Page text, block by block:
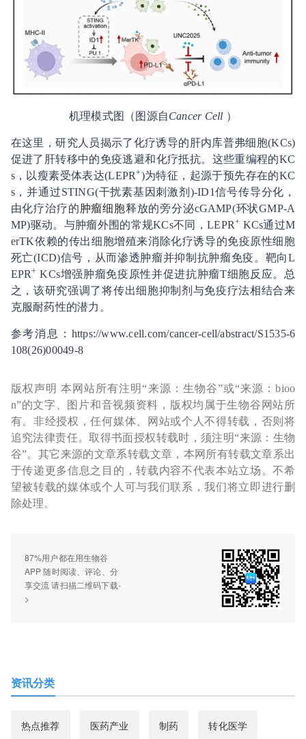
机理模式图（图源自Cancer Cell ）
在这里，研究人员揭示了化疗诱导的肝内库普弗细胞(KCs)
促进了肝转移中的免疫逃避和化疗抵抗。这些重编程的KC
s，以瘦素受体表达(LEPR+)为特征，起源于预先存在的KC
s，并通过STING(干扰素基因刺激剂)-ID1信号传导分化，
由化疗治疗的 肿瘤细胞释放的旁分泌cGAMP(环状GMP-A
MP)驱动。与肿瘤外围的常规KCs不同，LEPR+ KCs通过M
erTK依赖的传出细胞增殖来消除化疗诱导的免疫原性细胞
死亡(ICD)信号，从而渗透肿瘤并抑制抗肿瘤免疫。靶向L
EPR+ KCs增强肿瘤免疫原性并促进抗肿瘤T细胞反应。总
之，该研究强调了将传出细胞抑制剂与免疫疗法相结合来
克服耐药性的潜力。
参考消息：https://www.cell.com/cancer-cell/abstract/S1535-6
108(26)00049-8
版权声明 本网站所有注明“来源：生物谷”或“来源：bioo
n”的文字、图片和音视频资料，版权均属于生物谷网站所
有。非经授权，任何媒体、网站或个人不得转载，否则将
追究法律责任。取得书面授权转载时，须注明“来源：生物
谷”。其它来源的文章系转载文章，本网所有转载文章系出
于传递更多信息之目的，转载内容不代表本站立场。不希
望被转载的媒体或个人可与我们联系，我们将立即进行删
除处理。
87%用户都在用生物谷
APP 随时阅读、评论、分
享交流 请扫描二维码下载-
>
资讯分类
热点推荐 医药产业 制药 转化医学